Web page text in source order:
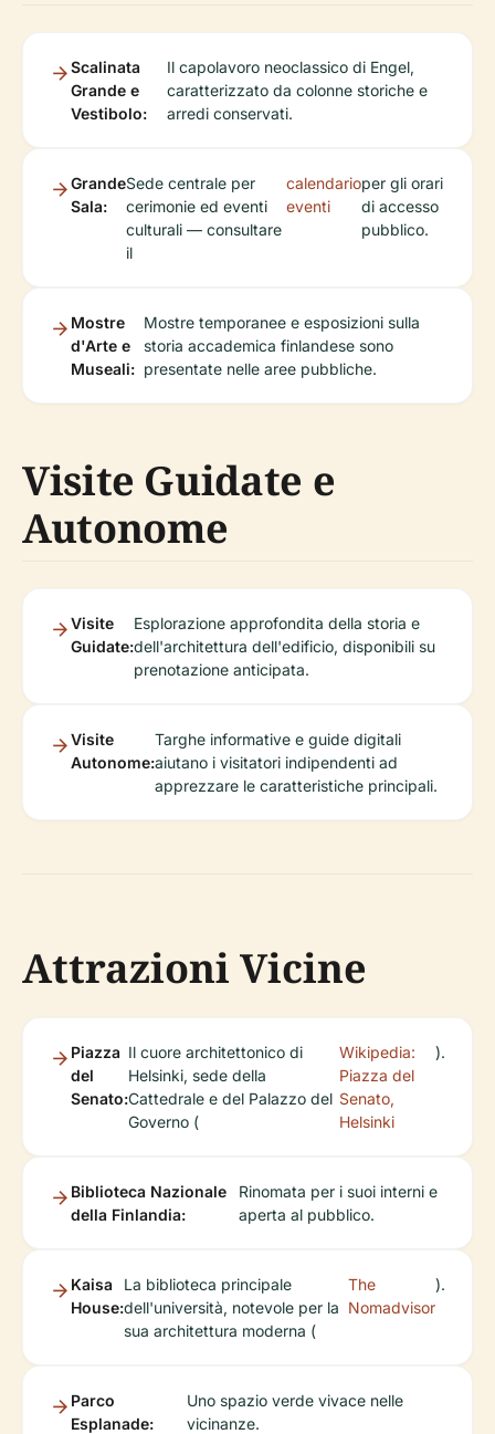
Scalinata
Grande e
Vestibolo:
Il capolavoro neoclassico di Engel,
caratterizzato da colonne storiche e
arredi conservati.
Grande
Sala:
Sede centrale per
cerimonie ed eventi
culturali — consultare
il
calendario
eventi
per gli orari
di accesso
pubblico.
Mostre
d'Arte e
Museali:
Mostre temporanee e esposizioni sulla
storia accademica finlandese sono
presentate nelle aree pubbliche.
Visite Guidate e
Autonome
Visite
Guidate:
Esplorazione approfondita della storia e
dell'architettura dell'edificio, disponibili su
prenotazione anticipata.
Visite
Autonome:
Targhe informative e guide digitali
aiutano i visitatori indipendenti ad
apprezzare le caratteristiche principali.
Attrazioni Vicine
Piazza
del
Senato:
Il cuore architettonico di
Helsinki, sede della
Cattedrale e del Palazzo del
Governo (
Wikipedia:
Piazza del
Senato,
Helsinki
).
Biblioteca Nazionale
della Finlandia:
Rinomata per i suoi interni e
aperta al pubblico.
Kaisa
House:
La biblioteca principale
dell'università, notevole per la
sua architettura moderna (
The
Nomadvisor
).
Parco
Esplanade:
Uno spazio verde vivace nelle
vicinanze.